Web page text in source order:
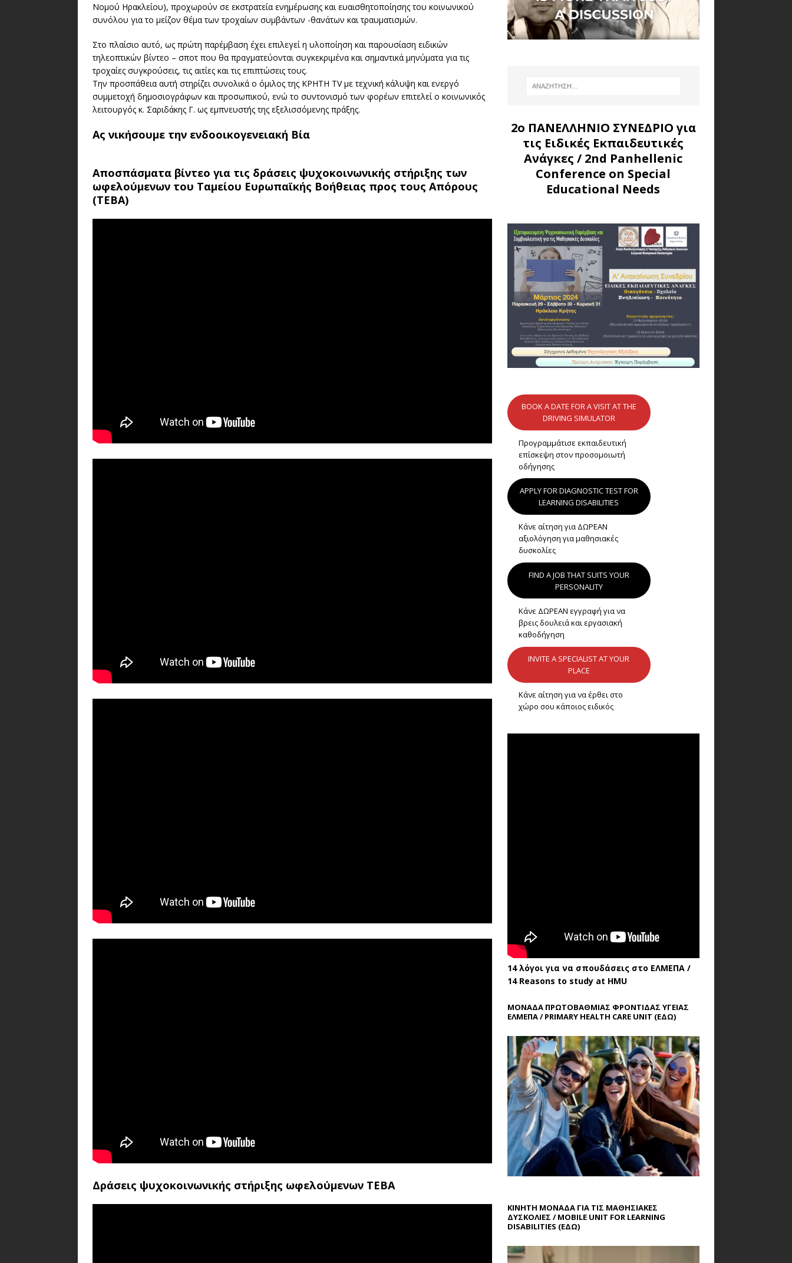
Νομού Ηρακλείου), προχωρούν σε εκστρατεία ενημέρωσης και ευαισθητοποίησης του κοινωνικού
συνόλου για το μείζον θέμα των τροχαίων συμβάντων -θανάτων και τραυματισμών.
Στο πλαίσιο αυτό, ως πρώτη παρέμβαση έχει επιλεγεί η υλοποίηση και παρουσίαση ειδικών
τηλεοπτικών βίντεο – σποτ που θα πραγματεύονται συγκεκριμένα και σημαντικά μηνύματα για τις
τροχαίες συγκρούσεις, τις αιτίες και τις επιπτώσεις τους.
Την προσπάθεια αυτή στηρίζει συνολικά ο όμιλος της ΚΡΗΤΗ TV με τεχνική κάλυψη και ενεργό
συμμετοχή δημοσιογράφων και προσωπικού, ενώ το συντονισμό των φορέων επιτελεί ο κοινωνικός
λειτουργός κ. Σαριδάκης Γ. ως εμπνευστής της εξελισσόμενης πράξης.
Ας νικήσουμε την ενδοοικογενειακή Βία
Αποσπάσματα βίντεο για τις δράσεις ψυχοκοινωνικής στήριξης των
ωφελούμενων του Ταμείου Ευρωπαϊκής Βοήθειας προς τους Απόρους
(ΤΕΒΑ)
Δράσεις ψυχοκοινωνικής στήριξης ωφελούμενων ΤΕΒΑ
2ο ΠΑΝΕΛΛΗΝΙΟ ΣΥΝΕΔΡΙΟ για
τις Ειδικές Εκπαιδευτικές
Ανάγκες / 2nd Panhellenic
Conference on Special
Educational Needs
BOOK A DATE FOR A VISIT AT THE
DRIVING SIMULATOR
Προγραμμάτισε εκπαιδευτική
επίσκεψη στον προσομοιωτή
οδήγησης
APPLY FOR DIAGNOSTIC TEST FOR
LEARNING DISABILITIES
Κάνε αίτηση για ΔΩΡΕΑΝ
αξιολόγηση για μαθησιακές
δυσκολίες
FIND A JOB THAT SUITS YOUR
PERSONALITY
Κάνε ΔΩΡΕΑΝ εγγραφή για να
βρεις δουλειά και εργασιακή
καθοδήγηση
INVITE A SPECIALIST AT YOUR
PLACE
Κάνε αίτηση για να έρθει στο
χώρο σου κάποιος ειδικός
14 λόγοι για να σπουδάσεις στο ΕΛΜΕΠΑ /
14 Reasons to study at HMU
ΜΟΝΑΔΑ ΠΡΩΤΟΒΑΘΜΙΑΣ ΦΡΟΝΤΙΔΑΣ ΥΓΕΙΑΣ
ΕΛΜΕΠΑ / PRIMARY HEALTH CARE UNIT (ΕΔΩ)
ΚΙΝΗΤΗ ΜΟΝΑΔΑ ΓΙΑ ΤΙΣ ΜΑΘΗΣΙΑΚΕΣ
ΔΥΣΚΟΛΙΕΣ / MOBILE UNIT FOR LEARNING
DISABILITIES (ΕΔΩ)